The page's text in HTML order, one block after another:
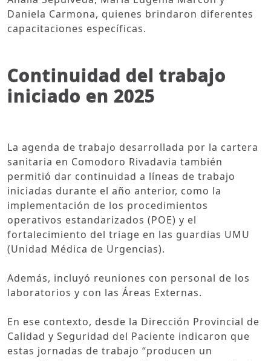
Daniela Carmona, quienes brindaron diferentes
capacitaciones específicas.
Continuidad del trabajo
iniciado en 2025
La agenda de trabajo desarrollada por la cartera
sanitaria en Comodoro Rivadavia también
permitió dar continuidad a líneas de trabajo
iniciadas durante el año anterior, como la
implementación de los procedimientos
operativos estandarizados (POE) y el
fortalecimiento del triage en las guardias UMU
(Unidad Médica de Urgencias).
Además, incluyó reuniones con personal de los
laboratorios y con las Áreas Externas.
En ese contexto, desde la Dirección Provincial de
Calidad y Seguridad del Paciente indicaron que
estas jornadas de trabajo “producen un